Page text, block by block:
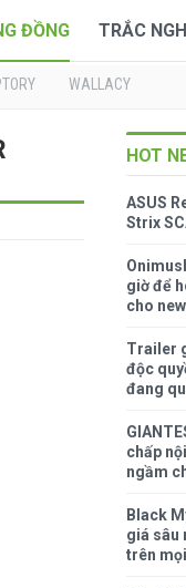
ĐỒNG TRẮC
WALLACY
HOT
ASUS
Strix
giờ để
cho
Trailer
độc
đang
chấp
ngầm
Black
giá sâu
trên